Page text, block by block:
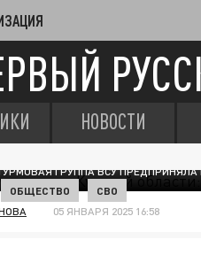
НОВОСТИ
ГРУППА ВСУ
ОБЩЕСТВО СВО
05 ЯНВАРЯ 2025 16:58